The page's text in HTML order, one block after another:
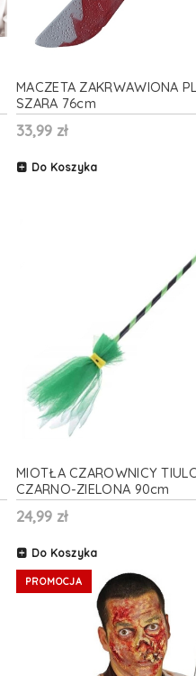
MACZETA ZAKRWAWIONA
SZARA 76cm
33,99 zł
Do Koszyka
MIOTŁA CZAROWNICY
CZARNO-ZIELONA 90cm
24,99 zł
Do Koszyka
PROMOCJA